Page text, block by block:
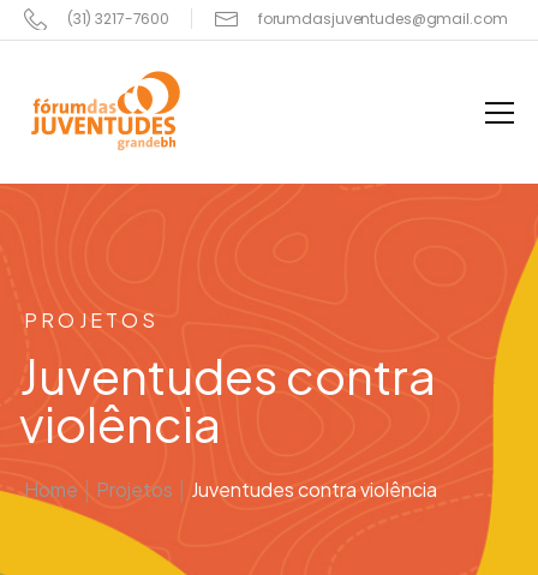
(31) 3217-7600 forumdasjuventudes@gmail.com
PROJETOS
Juventudes contra
violência
Home Projetos Juventudes contra violência